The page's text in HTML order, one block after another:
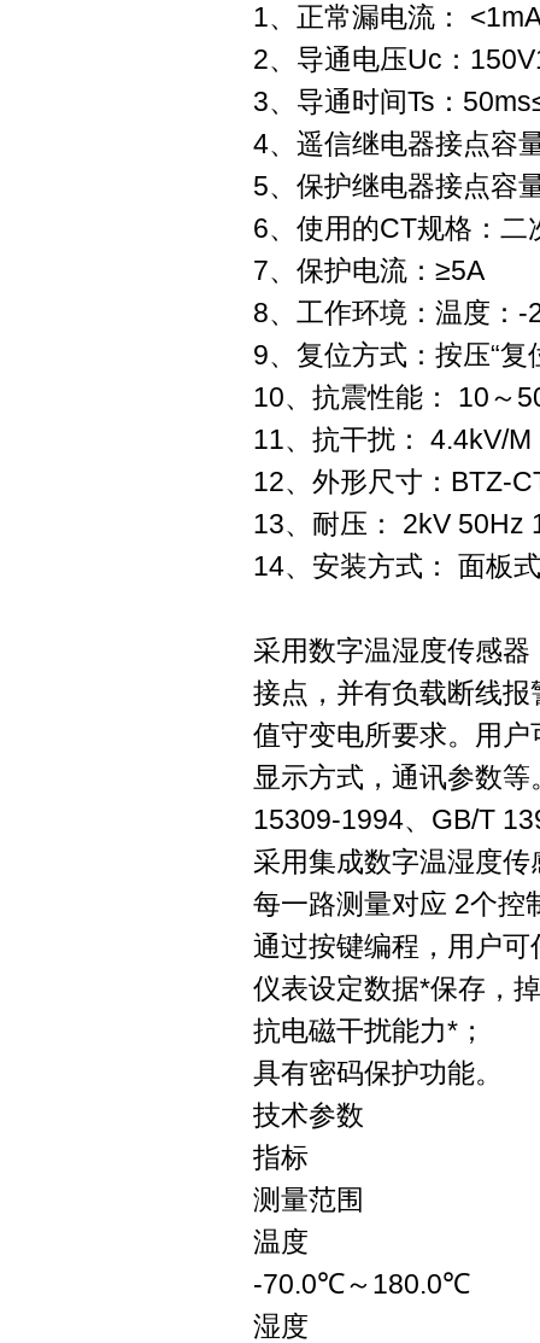
1、正常漏电流：
2、导通电压Uc：
3、导通时间Ts：
4、遥信继电器接点容
5、保护继电器接点容
6、使用的CT规格：二
7、保护电流：≥5A
8、工作环境：温度
9、复位方式：按压“复
10、抗震性能： 10～
11、抗干扰： 4.4kV/M
12、外形尺寸：BTZ-
13、耐压： 2kV 50Hz
14、安装方式： 面板
采用数字温湿度传感
接点，并有负载断线
值守变电所要求。用
显示方式，通讯参数
15309-1994、GB/T
采用集成数字温湿度
每一路测量对应 2个控
通过按键编程，用户
仪表设定数据*保存，
抗电磁干扰能力*；
具有密码保护功能。
技术参数
指标
测量范围
温度
-70.0℃～180.0℃
湿度